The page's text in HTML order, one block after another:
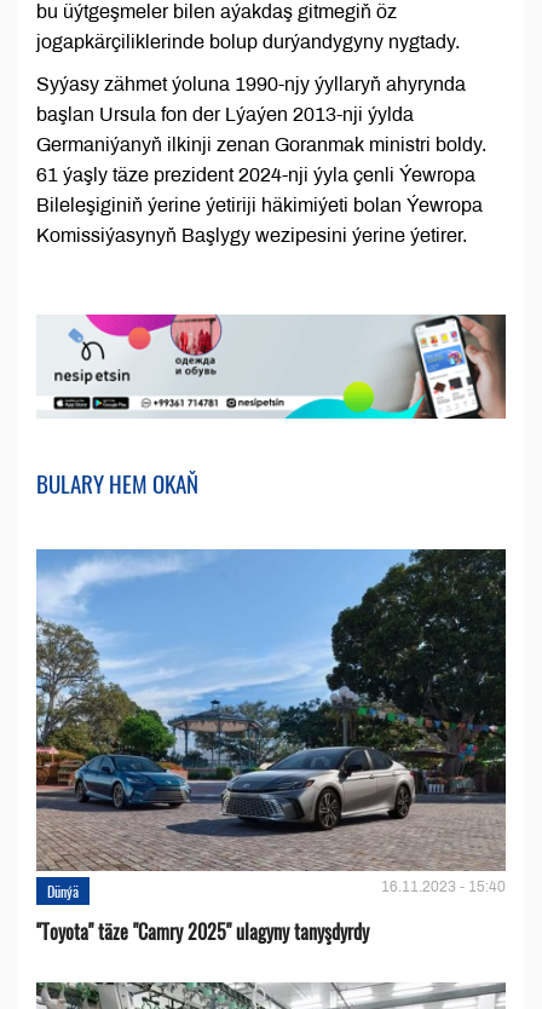
bu üýtgeşmeler bilen aýakdaş gitmegiň öz
jogapkärçiliklerinde bolup durýandygyny nygtady.
Syýasy zähmet ýoluna 1990-njy ýyllaryň ahyrynda
başlan Ursula fon der Lýaýen 2013-nji ýylda
Germaniýanyň ilkinji zenan Goranmak ministri boldy.
61 ýaşly täze prezident 2024-nji ýyla çenli Ýewropa
Bileleşiginiň ýerine ýetiriji häkimiýeti bolan Ýewropa
Komissiýasynyň Başlygy wezipesini ýerine ýetirer.
BULARY HEM OKAŇ
Dünýä 16.11.2023 - 15:40
''Toyota" täze "Camry 2025" ulagyny tanyşdyrdy